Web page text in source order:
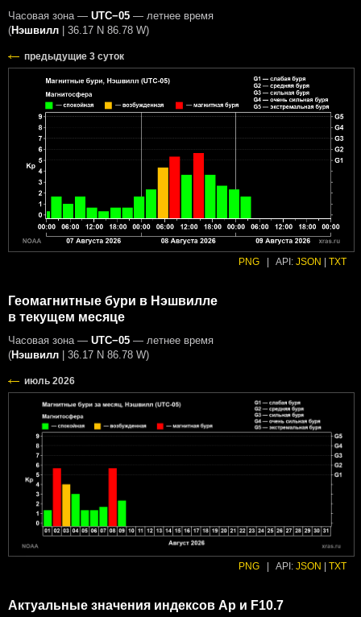
Часовая зона — UTC−05 — летнее время
(Нэшвилл | 36.17 N 86.78 W)
предыдущие 3 суток
PNG API: JSON TXT
Геомагнитные бури в Нэшвилле
в текущем месяце
Часовая зона — UTC−05 — летнее время
(Нэшвилл 36.17 N 86.78 W)
PNG API: JSON TXT
Актуальные значения индексов Ap и F10.7